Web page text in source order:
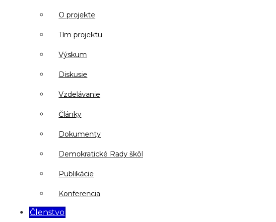
O projekte
Tím projektu
Výskum
Diskusie
Vzdelávanie
Články
Dokumenty
Demokratické Rady škôl
Publikácie
Konferencia
Členstvo